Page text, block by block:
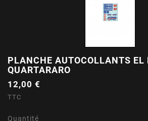
PLANCHE AUTOCOLLANTS EL
QUARTARARO
12,00 €
TTC
Quantité